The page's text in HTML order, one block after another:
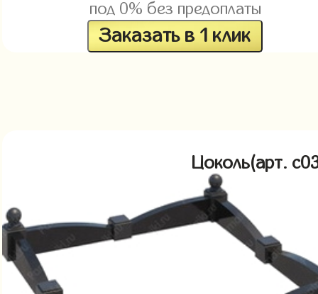
под 0% без предоплаты
Заказать в 1 клик
Цоколь(арт.